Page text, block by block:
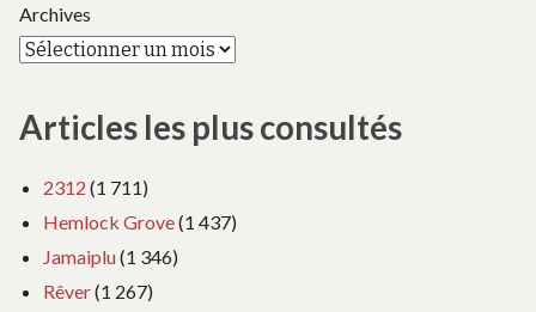
Archives
Articles les plus consultés
2312 (1 711)
Hemlock Grove(1 437)
Jamaiplu(1 346)
Rêver(1 267)